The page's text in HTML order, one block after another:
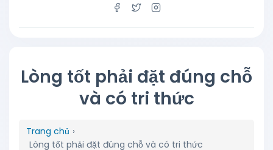
Lòng tốt phải đặt đúng chỗ
và có tri thức
Trang chủ ›
Lòng tốt phải đặt đúng chỗ và có tri thức